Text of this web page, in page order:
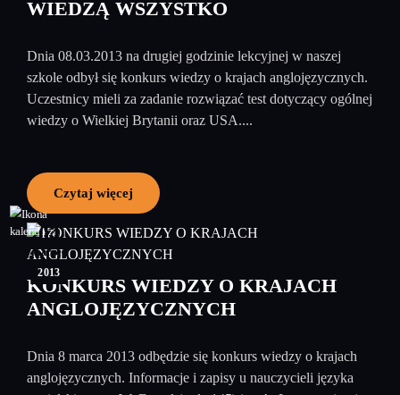
WIEDZĄ WSZYSTKO
Dnia 08.03.2013 na drugiej godzinie lekcyjnej w naszej
szkole odbył się konkurs wiedzy o krajach anglojęzycznych.
Uczestnicy mieli za zadanie rozwiązać test dotyczący ogólnej
wiedzy o Wielkiej Brytanii oraz USA....
Czytaj więcej
04
marzec
2013
KONKURS WIEDZY O KRAJACH
ANGLOJĘZYCZNYCH
Dnia 8 marca 2013 odbędzie się konkurs wiedzy o krajach
anglojęzycznych. Informacje i zapisy u nauczycieli języka